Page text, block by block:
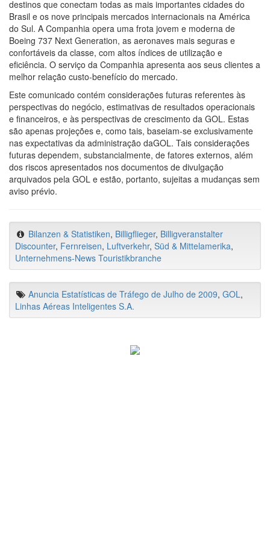
destinos que conectam todas as mais importantes cidades do
Brasil e os nove principais mercados internacionais na América
do Sul. A Companhia opera uma frota jovem e moderna de
Boeing 737 Next Generation, as aeronaves mais seguras e
confortáveis da classe, com altos índices de utilização e
eficiência. O serviço da Companhia apresenta aos seus clientes a
melhor relação custo-benefício do mercado.
Este comunicado contém considerações futuras referentes às
perspectivas do negócio, estimativas de resultados operacionais
e financeiros, e às perspectivas de crescimento da GOL. Estas
são apenas projeções e, como tais, baseiam-se exclusivamente
nas expectativas da administração daGOL. Tais considerações
futuras dependem, substancialmente, de fatores externos, além
dos riscos apresentados nos documentos de divulgação
arquivados pela GOL e estão, portanto, sujeitas a mudanças sem
aviso prévio.
Bilanzen & Statistiken, Billigflieger, Billigveranstalter
Discounter, Fernreisen, Luftverkehr, Süd & Mittelamerika,
Unternehmens-News Touristikbranche
Anuncia Estatísticas de Tráfego de Julho de 2009, GOL,
Linhas Aéreas Inteligentes S.A.